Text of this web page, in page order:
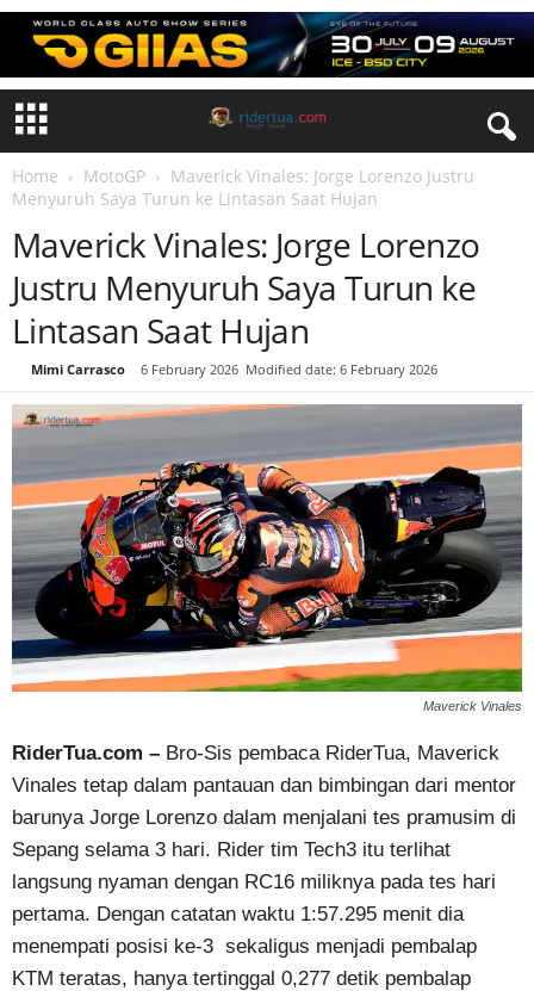
Home MotoGP
Maverick Vinales: Jorge Lorenzo Justru
Menyuruh Saya Turun ke Lintasan Saat Hujan
Maverick Vinales: Jorge Lorenzo
Justru Menyuruh Saya Turun ke
Lintasan Saat Hujan
Mimi Carrasco 6 February 2026 Modified date: 6 February 2026
Maverick Vinales
RiderTua.com – Bro-Sis pembaca RiderTua, Maverick
Vinales tetap dalam pantauan dan bimbingan dari mentor
barunya Jorge Lorenzo dalam menjalani tes pramusim di
Sepang selama 3 hari. Rider tim Tech3 itu terlihat
langsung nyaman dengan RC16 miliknya pada tes hari
pertama. Dengan catatan waktu 1:57.295 menit dia
menempati posisi ke-3 sekaligus menjadi pembalap
KTM teratas, hanya tertinggal 0,277 detik pembalap